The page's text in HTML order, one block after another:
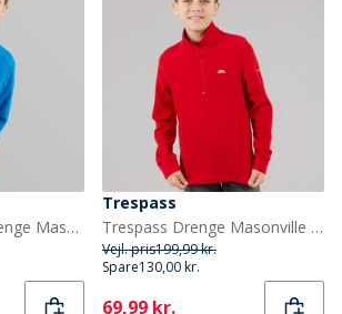
Trespass Junior Drenge Masonville 1/2 Lynlås Mikro Fleece Kobolt
Trespass
Trespass Drenge Masonville Fleece Rød
Vejl. pris199,99 kr.
Spare130,00 kr.
Current
69,99 kr.